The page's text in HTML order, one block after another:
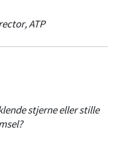
,ATP
stjerne eller stille